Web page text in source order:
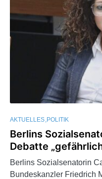
AKTUELLES POLITIK
Berlins
Debatte
Berlins Sozialsenatorin
Bundeskanzler Friedrich